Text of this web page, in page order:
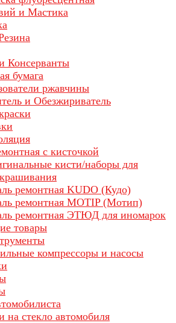
и Мастика
Консерванты
бумага
ржавчины
и Обезжириватель
с кисточкой
кисти/наборы для
ремонтная KUDO (Кудо)
ремонтная MOTIP (Мотип)
ремонтная ЭТЮД для иномарок
товары
компрессоры и насосы
на стекло автомобиля